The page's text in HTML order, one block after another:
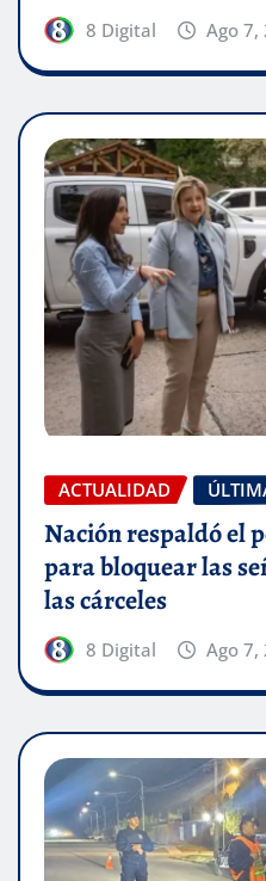
8 Digital Ago 7,
ACTUALIDAD
Nación respaldó el
para bloquear las
las cárceles
8 Digital Ago 7,